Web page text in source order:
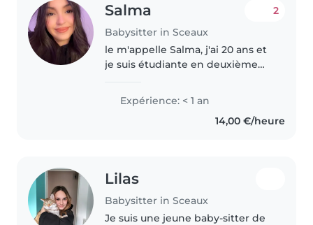
Salma
Babysitter in Sceaux
2
le m'appelle Salma, j'ai 20 ans et
je suis étudiante en deuxième
informatique à ECE Paris.
Sérieuse, douce et responsable,
j'aime beaucoup m'occuper des
Expérience: < 1 an
14,00 €/heure
Lilas
Babysitter in Sceaux
Je suis une jeune baby-sitter de